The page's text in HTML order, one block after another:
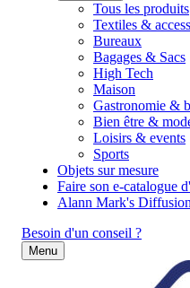
Tous les produits
Textiles &
Bureaux
Bagages & Sacs
High Tech
Maison
Gastronomie &
Bien être &
Loisirs & events
Sports
Objets sur mesure
Faire son e-catalogue
Alann Mark's Diffusion
Besoin d'un conseil ?
Menu